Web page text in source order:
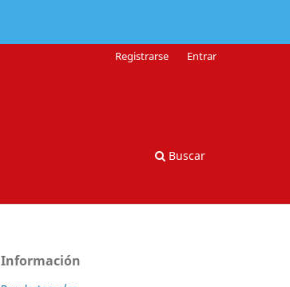
Buscar
Registrarse Entrar
Información